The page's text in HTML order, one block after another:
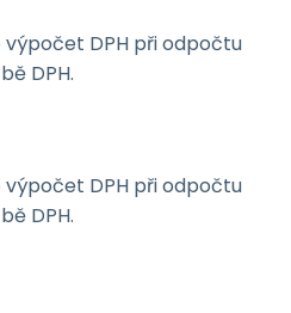
DPH při odpočtu
DPH.
DPH při odpočtu
DPH.